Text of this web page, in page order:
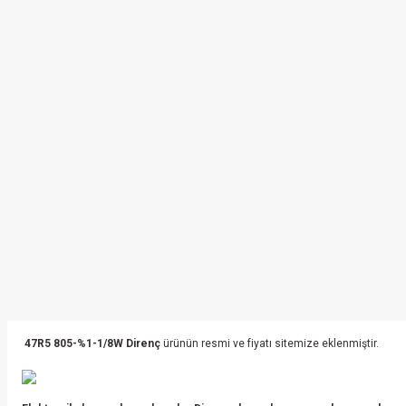
47R5 805-%1-1/8W Direnç ürünün resmi ve fiyatı sitemize eklenmiştir.